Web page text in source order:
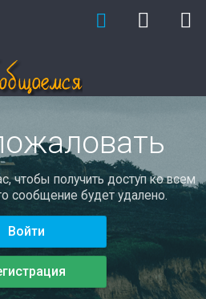
чтобы получить доступ ко всем
сообщение будет удалено.
Войти